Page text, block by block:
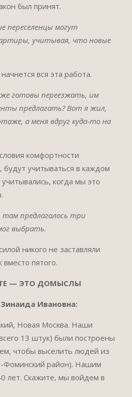
был принят.
переселенцы могут
учитывая, что новые
вся эта работа.
готовы переезжать, им
предлагать? Вот я жил,
а меня вдруг куда-то на
комфортности
учитываться в каждом
когда мы это
предлагалось три
выбрать.
никого не заставляли
пятого.
— ЭТО ДОМЫСЛЫ
Ивановна:
Новая Москва. Наши
13 штук) были построены
чтобы выселить людей из
Фоминский район). Нашим
лет. Скажите, мы войдем в